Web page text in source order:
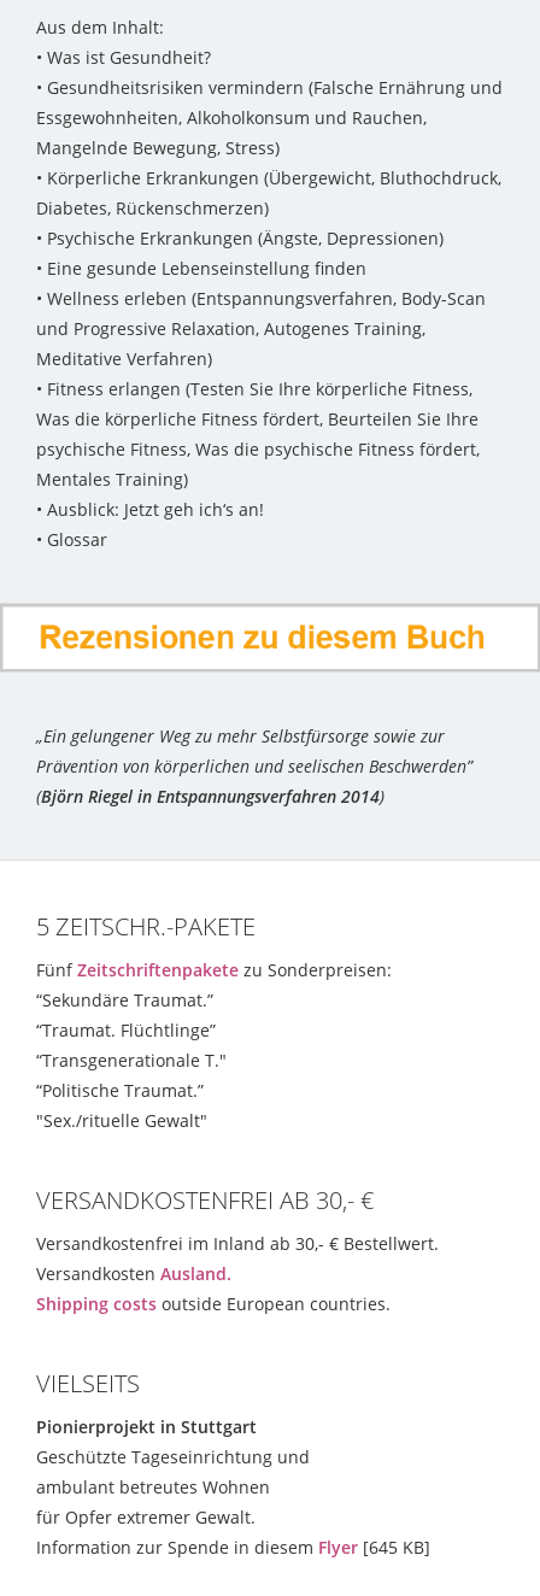
Aus dem Inhalt:
• Was ist Gesundheit?
• Gesundheitsrisiken vermindern (Falsche Ernährung und
Essgewohnheiten, Alkoholkonsum und Rauchen,
Mangelnde Bewegung, Stress)
• Körperliche Erkrankungen (Übergewicht, Bluthochdruck,
Diabetes, Rückenschmerzen)
• Psychische Erkrankungen (Ängste, Depressionen)
• Eine gesunde Lebenseinstellung finden
• Wellness erleben (Entspannungsverfahren, Body-Scan
und Progressive Relaxation, Autogenes Training,
Meditative Verfahren)
• Fitness erlangen (Testen Sie Ihre körperliche Fitness,
Was die körperliche Fitness fördert, Beurteilen Sie Ihre
psychische Fitness, Was die psychische Fitness fördert,
Mentales Training)
• Ausblick: Jetzt geh ich‘s an!
• Glossar
„Ein gelungener Weg zu mehr Selbstfürsorge sowie zur
Prävention von körperlichen und seelischen Beschwerden”
(Björn Riegel in Entspannungsverfahren 2014)
5 ZEITSCHR.-PAKETE
FünfZeitschriftenpakete zu Sonderpreisen:
“Sekundäre Traumat.”
“Traumat. Flüchtlinge”
“Transgenerationale T."
“Politische Traumat.”
"Sex./rituelle Gewalt"
VERSANDKOSTENFREI AB 30,- €
Versandkostenfrei im Inland ab 30,- € Bestellwert.
Versandkosten Ausland.
Shipping costs outside European countries.
VIELSEITS
Pionierprojekt in Stuttgart
Geschützte Tageseinrichtung und
ambulant betreutes Wohnen
für Opfer extremer Gewalt.
Information zur Spende in diesem Flyer [645 KB]